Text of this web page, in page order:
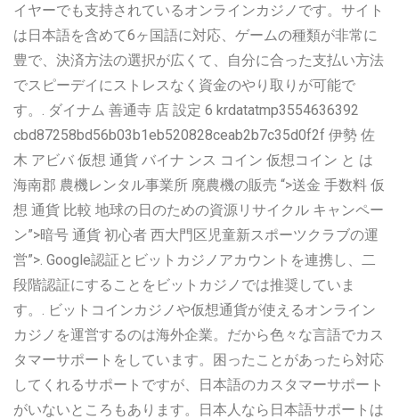
イヤーでも支持されているオンラインカジノです。サイト
は日本語を含めて6ヶ国語に対応、ゲームの種類が非常に
豊で、決済方法の選択が広くて、自分に合った支払い方法
でスピーデイにストレスなく資金のやり取りが可能で
す。. ダイナム 善通寺 店 設定 6 krdatatmp3554636392
cbd87258bd56b03b1eb520828ceab2b7c35d0f2f 伊勢 佐
木 アビバ 仮想 通貨 バイナ ンス コイン 仮想コイン と は
海南郡 農機レンタル事業所 廃農機の販売 “>送金 手数料 仮
想 通貨 比較 地球の日のための資源リサイクル キャンペー
ン”>暗号 通貨 初心者 西大門区児童新スポーツクラブの運
営”>. Google認証とビットカジノアカウントを連携し、二
段階認証にすることをビットカジノでは推奨していま
す。. ビットコインカジノや仮想通貨が使えるオンライン
カジノを運営するのは海外企業。だから色々な言語でカス
タマーサポートをしています。困ったことがあったら対応
してくれるサポートですが、日本語のカスタマーサポート
がいないところもあります。日本人なら日本語サポートは